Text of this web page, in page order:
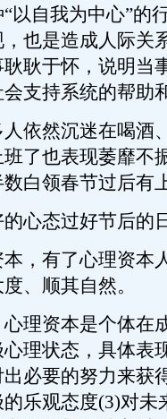
以自我为中心”的
也是造成人际关
耿于怀，说明当
支持系统的帮助
然沉迷在喝酒
了也表现萎靡不
白领春节过后有
心态过好节后的
有了心理资本
、顺其自然。
资本是个体在
理状态，具体表
必要的努力来获
乐观态度(3)对未